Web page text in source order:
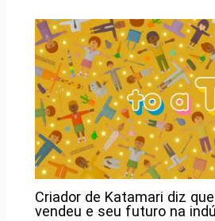
Criador de Katamari diz
vendeu e seu futuro na